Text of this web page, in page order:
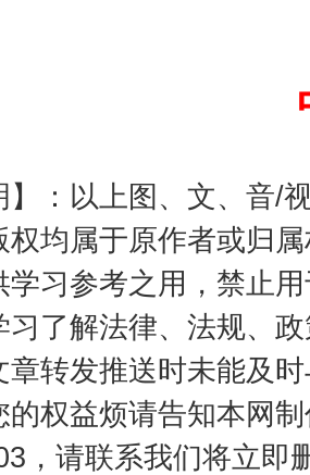
】：以上图、文、音/
权均属于原作者或归
学习参考之用，禁止
习了解法律、法规、
章转发推送时未能及
的权益烦请告知本网
，请联系我们将立即
品抗生素超标问题”